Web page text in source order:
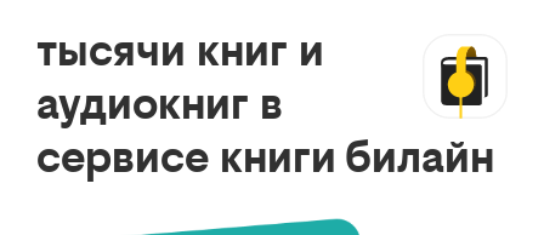
тысячи книг и
аудиокниг в
сервисе книги билайн